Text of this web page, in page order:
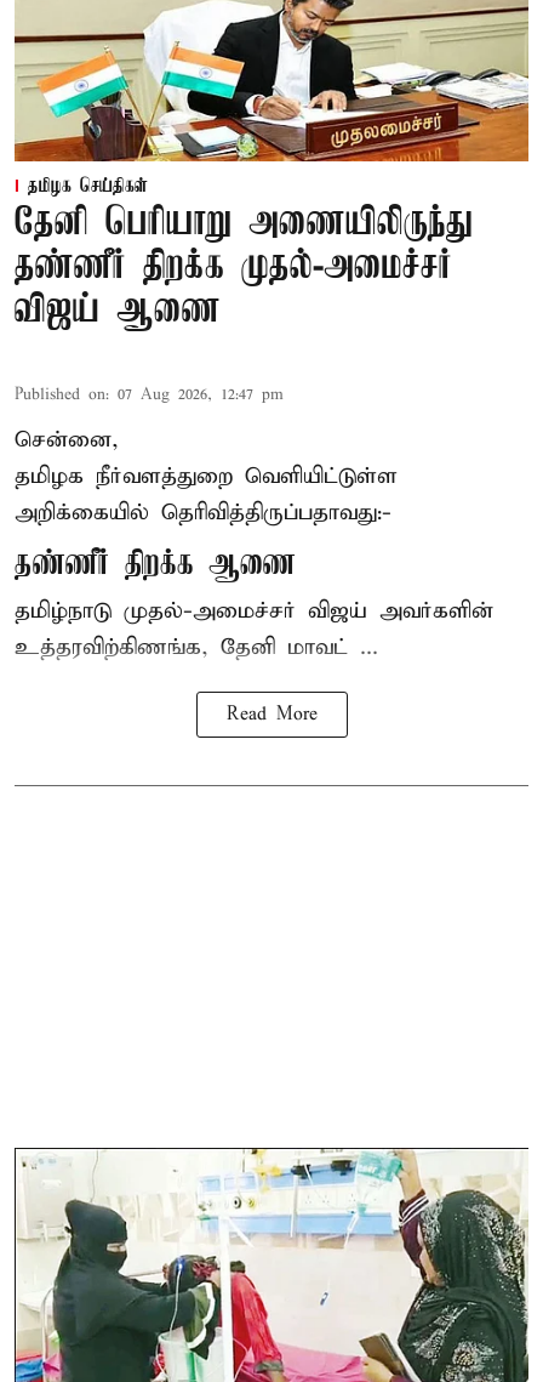
தமிழக செய்திகள்
தேனி பெரியாறு அணையிலிருந்து
தண்ணீர் திறக்க முதல்-அமைச்சர்
விஜய் ஆணை
Published on: 07 Aug 2026, 12:47 pm
சென்னை,
தமிழக நீர்வளத்துறை வெளியிட்டுள்ள
அறிக்கையில் தெரிவித்திருப்பதாவது:-
தண்ணீர் திறக்க ஆணை
தமிழ்நாடு முதல்-அமைச்சர் விஜய் அவர்களின்
உத்தரவிற்கிணங்க, தேனி மாவட் ...
Read More